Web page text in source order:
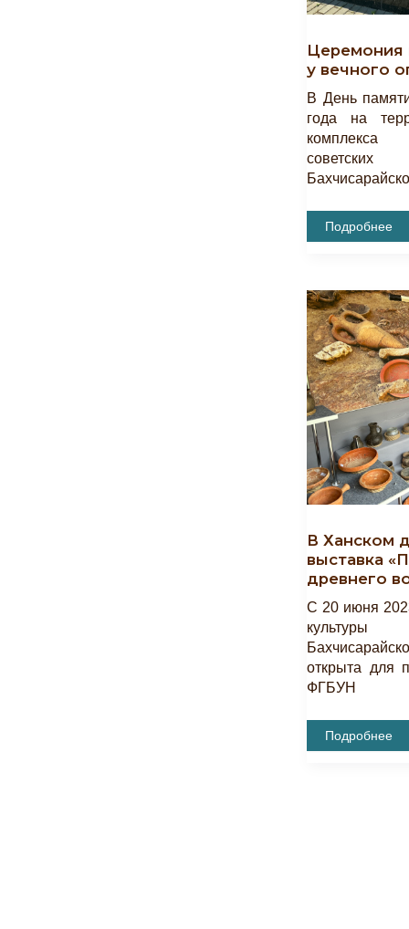
Церемония
у вечного
В День
года на
комплекса
советских
Церемония
Возложения
Огня
Подробнее
В Ханском
выставка
древнего
С 20 июня
открыта для
ФГБУН
В
Ханском
Подробнее